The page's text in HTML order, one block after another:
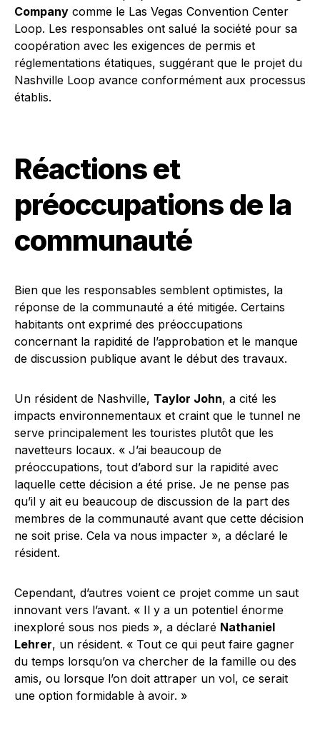
Company comme le Las Vegas Convention Center
Loop. Les responsables ont salué la société pour sa
coopération avec les exigences de permis et
réglementations étatiques, suggérant que le projet du
Nashville Loop avance conformément aux processus
établis.
Réactions et
préoccupations de la
communauté
Bien que les responsables semblent optimistes, la
réponse de la communauté a été mitigée. Certains
habitants ont exprimé des préoccupations
concernant la rapidité de l’approbation et le manque
de discussion publique avant le début des travaux.
Un résident de Nashville, Taylor John, a cité les
impacts environnementaux et craint que le tunnel ne
serve principalement les touristes plutôt que les
navetteurs locaux. « J’ai beaucoup de
préoccupations, tout d’abord sur la rapidité avec
laquelle cette décision a été prise. Je ne pense pas
qu’il y ait eu beaucoup de discussion de la part des
membres de la communauté avant que cette décision
ne soit prise. Cela va nous impacter », a déclaré le
résident.
Cependant, d’autres voient ce projet comme un saut
innovant vers l’avant. « Il y a un potentiel énorme
inexploré sous nos pieds », a déclaré Nathaniel
Lehrer, un résident. « Tout ce qui peut faire gagner
du temps lorsqu’on va chercher de la famille ou des
amis, ou lorsque l’on doit attraper un vol, ce serait
une option formidable à avoir. »